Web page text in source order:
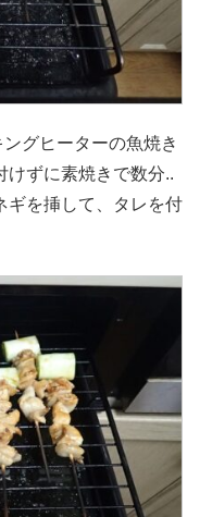
グヒーターの魚焼き
けずに素焼きで数分..
ギを挿して、タレを付